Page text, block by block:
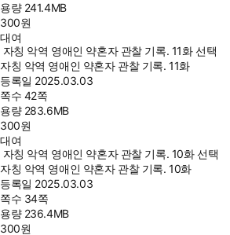
용량 241.4MB
300원
대여
자칭 악역 영애인 약혼자 관찰 기록. 11화 선택
자칭 악역 영애인 약혼자 관찰 기록. 11화
등록일 2025.03.03
쪽수 42쪽
용량 283.6MB
300원
대여
자칭 악역 영애인 약혼자 관찰 기록. 10화 선택
자칭 악역 영애인 약혼자 관찰 기록. 10화
등록일 2025.03.03
쪽수 34쪽
용량 236.4MB
300원